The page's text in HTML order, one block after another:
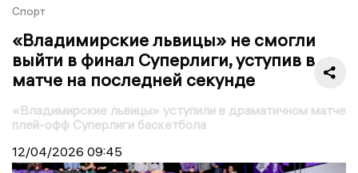
Спорт
«Владимирские львицы» не смогли
выйти в финал Суперлиги, уступив в
матче на последней секунде
«Владимирские львицы» уступили в драматичном матче
плей-офф Суперлиги баскетбола
12/04/2026 09:45